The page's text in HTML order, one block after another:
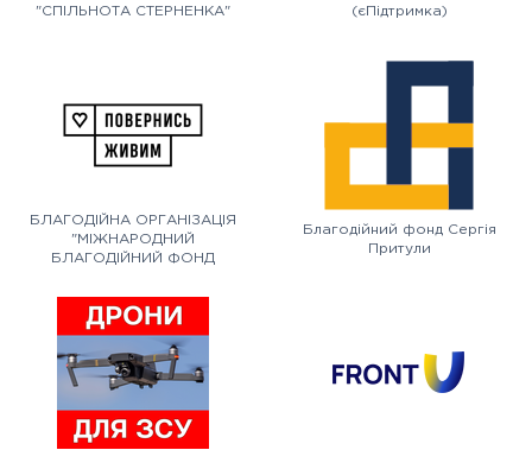
"СПІЛЬНОТА СТЕРНЕНКА"
(єПідтримка)
БЛАГОДІЙНА ОРГАНІЗАЦІЯ
"МІЖНАРОДНИЙ
БЛАГОДІЙНИЙ ФОНД
Благодійний фонд Сергія
Притули